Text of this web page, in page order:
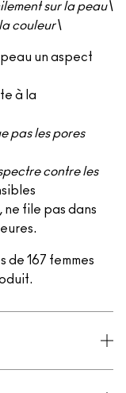
sur la peau\
couleur\
un aspect
à la
pas les pores
contre les
ne file pas dans
167 femmes